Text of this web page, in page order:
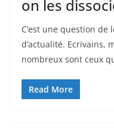
on les
C’est une question
d’actualité. Ecrivains,
nombreux sont ceux
Read More